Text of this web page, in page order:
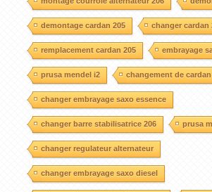
demontage cardan 205 changer cardan
remplacement cardan 205 embrayage
prusa mendel i2 changement de cardan
changer embrayage saxo essence
changer barre stabilisatrice 206 prusa
changer regulateur alternateur
changer embrayage saxo diesel